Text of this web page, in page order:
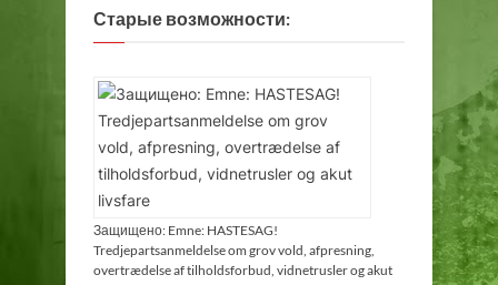
Старые возможности:
Защищено: Emne: HASTESAG!
Tredjepartsanmeldelse om grov vold, afpresning,
overtrædelse af tilholdsforbud, vidnetrusler og akut